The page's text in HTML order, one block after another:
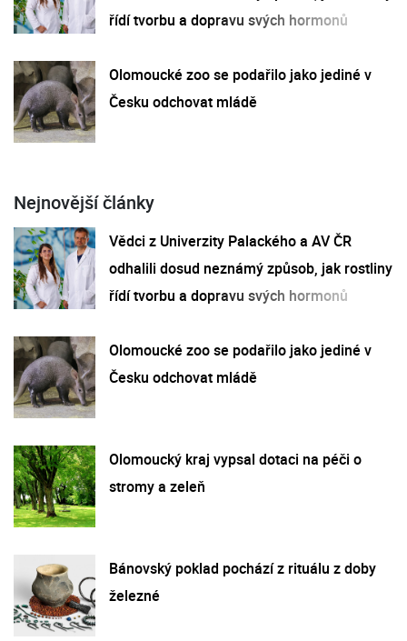
řídí tvorbu a dopravu svých hormonů
Olomoucké zoo se podařilo jako jediné v
Česku odchovat mládě
Nejnovější články
Vědci z Univerzity Palackého a AV ČR
odhalili dosud neznámý způsob, jak rostliny
řídí tvorbu a dopravu svých hormonů
Olomoucké zoo se podařilo jako jediné v
Česku odchovat mládě
Olomoucký kraj vypsal dotaci na péči o
stromy a zeleň
Bánovský poklad pochází z rituálu z doby
železné